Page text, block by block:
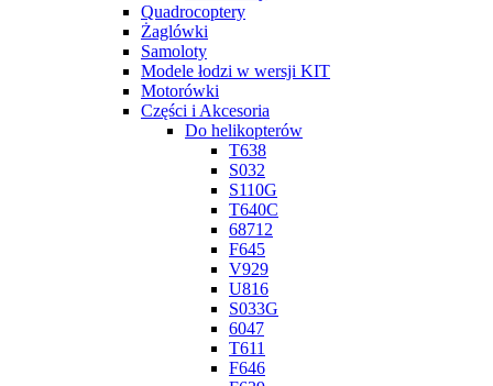
Quadrocoptery
Żaglówki
Samoloty
Modele łodzi w wersji KIT
Motorówki
Części i Akcesoria
Do helikopterów
T638
S032
S110G
T640C
68712
F645
V929
U816
S033G
6047
T611
F646